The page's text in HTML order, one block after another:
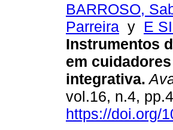
BARROSO,
Parreira y E
Instrumentos
em
integrativa.
vol.16, n.4,
https://doi.org/